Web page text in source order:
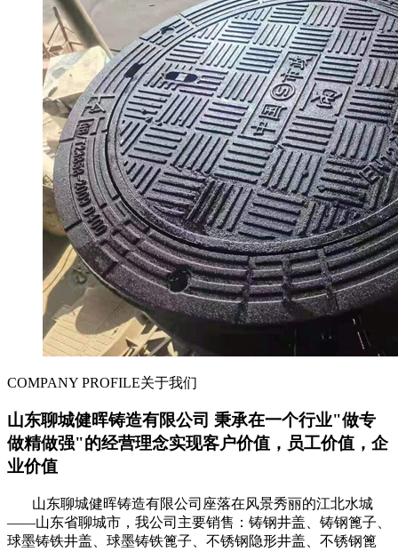
COMPANY PROFILE关于我们
山东聊城健晖铸造有限公司 秉承在一个行业"做专
做精做强"的经营理念实现客户价值，员工价值，企
业价值
山东聊城健晖铸造有限公司座落在风景秀丽的江北水城
——山东省聊城市，我公司主要销售：铸钢井盖、铸钢篦子、
球墨铸铁井盖、球墨铸铁篦子、不锈钢隐形井盖、不锈钢篦